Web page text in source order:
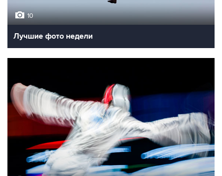
10
Лучшие фото недели